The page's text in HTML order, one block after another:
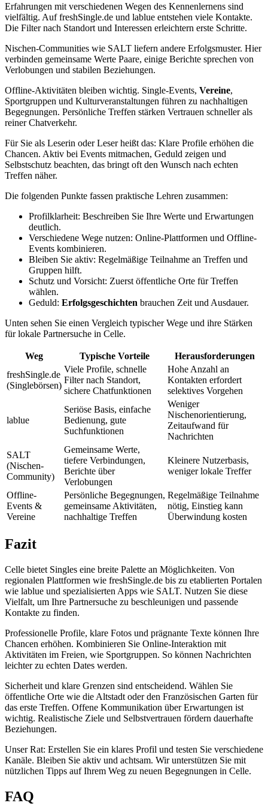
Erfahrungen mit verschiedenen Wegen des Kennenlernens sind
vielfältig. Auf freshSingle.de und lablue entstehen viele Kontakte.
Die Filter nach Standort und Interessen erleichtern erste Schritte.
Nischen-Communities wie SALT liefern andere Erfolgsmuster. Hier
verbinden gemeinsame Werte Paare, einige Berichte sprechen von
Verlobungen und stabilen Beziehungen.
Offline-Aktivitäten bleiben wichtig. Single-Events, Vereine,
Sportgruppen und Kulturveranstaltungen führen zu nachhaltigen
Begegnungen. Persönliche Treffen stärken Vertrauen schneller als
reiner Chatverkehr.
Für Sie als Leserin oder Leser heißt das: Klare Profile erhöhen die
Chancen. Aktiv bei Events mitmachen, Geduld zeigen und
Selbstschutz beachten, das bringt oft den Wunsch nach echten
Treffen näher.
Die folgenden Punkte fassen praktische Lehren zusammen:
Profilklarheit: Beschreiben Sie Ihre Werte und Erwartungen
deutlich.
Verschiedene Wege nutzen: Online-Plattformen und Offline-
Events kombinieren.
Bleiben Sie aktiv: Regelmäßige Teilnahme an Treffen und
Gruppen hilft.
Schutz und Vorsicht: Zuerst öffentliche Orte für Treffen
wählen.
Geduld: Erfolgsgeschichten brauchen Zeit und Ausdauer.
Unten sehen Sie einen Vergleich typischer Wege und ihre Stärken
für lokale Partnersuche in Celle.
Weg Typische Vorteile
Herausforderungen
freshSingle.de
(Singlebörsen)
Viele Profile, schnelle
Filter nach Standort,
sichere Chatfunktionen
Hohe Anzahl an
Kontakten erfordert
selektives Vorgehen
lablue
Seriöse Basis, einfache
Bedienung, gute
Suchfunktionen
Weniger
Nischenorientierung,
Zeitaufwand für
Nachrichten
SALT
(Nischen-
Community)
Gemeinsame Werte,
tiefere Verbindungen,
Berichte über
Verlobungen
Kleinere Nutzerbasis,
weniger lokale Treffer
Offline-
Events &
Vereine
Persönliche Begegnungen,
gemeinsame Aktivitäten,
nachhaltige Treffen
Regelmäßige Teilnahme
nötig, Einstieg kann
Überwindung kosten
Fazit
Celle bietet Singles eine breite Palette an Möglichkeiten. Von
regionalen Plattformen wie freshSingle.de bis zu etablierten Portalen
wie lablue und spezialisierten Apps wie SALT. Nutzen Sie diese
Vielfalt, um Ihre Partnersuche zu beschleunigen und passende
Kontakte zu finden.
Professionelle Profile, klare Fotos und prägnante Texte können Ihre
Chancen erhöhen. Kombinieren Sie Online-Interaktion mit
Aktivitäten im Freien, wie Sportgruppen. So können Nachrichten
leichter zu echten Dates werden.
Sicherheit und klare Grenzen sind entscheidend. Wählen Sie
öffentliche Orte wie die Altstadt oder den Französischen Garten für
das erste Treffen. Offene Kommunikation über Erwartungen ist
wichtig. Realistische Ziele und Selbstvertrauen fördern dauerhafte
Beziehungen.
Unser Rat: Erstellen Sie ein klares Profil und testen Sie verschiedene
Kanäle. Bleiben Sie aktiv und achtsam. Wir unterstützen Sie mit
nützlichen Tipps auf Ihrem Weg zu neuen Begegnungen in Celle.
FAQ